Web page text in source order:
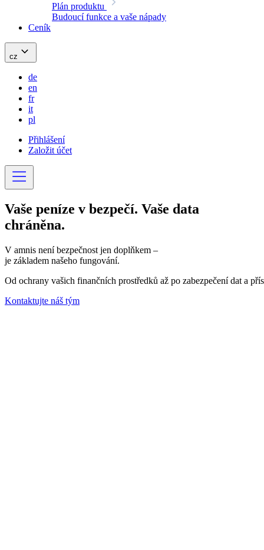
Plán produktu
Budoucí funkce a vaše nápady
Ceník
cz
de
en
fr
it
pl
Přihlášení
Založit účet
Vaše peníze v bezpečí. Vaše data
chráněna.
V amnis není bezpečnost jen doplňkem –
je základem našeho fungování.
Od ochrany vašich finančních prostředků až po zabezpečení dat a
Kontaktujte náš tým